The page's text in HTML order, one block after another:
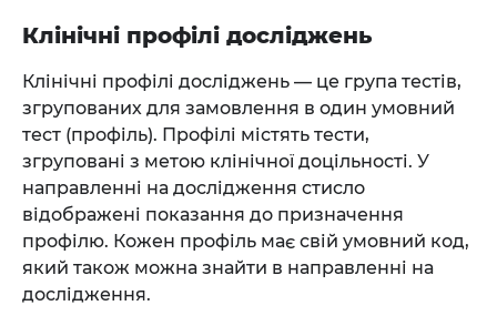
Клінічні профілі досліджень
Клінічні профілі досліджень — це група тестів,
згрупованих для замовлення в один умовний
тест (профіль). Профілі містять тести,
згруповані з метою клінічної доцільності. У
направленні на дослідження стисло
відображені показання до призначення
профілю. Кожен профіль має свій умовний код,
який також можна знайти в направленні на
дослідження.